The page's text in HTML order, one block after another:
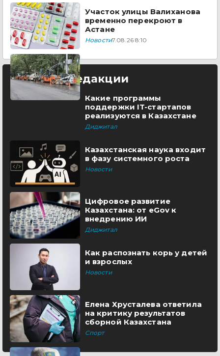
Участок улицы Валиханова
временно перекроют в
Астане
Новости7.08.26 8:10
Выбор редакции
Какие программы
поддержки IT-стартапов
реализуются в Казахстане
Диджитал
Казахстанская наука входит
в фазу системного роста
Новости
Цифровое развитие
Казахстана: от eGov к
внедрению ИИ
Диджитал
Как распознать корь у детей
и взрослых
Новости
Елена Хрусталева ответила
на критику результатов
сборной Казахстана
Спорт